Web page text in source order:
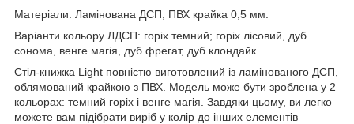
Матеріали: Ламінована ДСП, ПВХ крайка 0,5 мм.
Варіанти кольору ЛДСП: горіх темний; горіх лісовий, дуб
сонома, венге магія, дуб фрегат, дуб клондайк
Стіл-книжка Light повністю виготовлений із ламінованого ДСП,
облямований крайкою з ПВХ. Модель може бути зроблена у 2
кольорах: темний горіх і венге магія. Завдяки цьому, ви легко
можете вам підібрати виріб у колір до інших елементів